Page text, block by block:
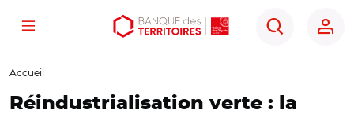
Aller
contenu
Aller
menu
Ouvrir
outils
Menu
Rechercher
Accueil
Réindustrialisation verte : la